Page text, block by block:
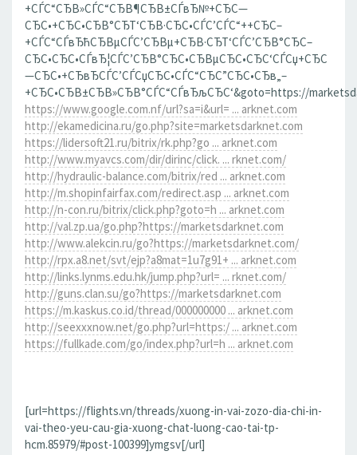
+СЃС“СЂВ»СЃС“СЂВ¶СЂВ±СЃвЂ№+СЂС—
СЂС•+СЂС•СЂВ°СЂТ‘СЂВ·СЂС•СЃС’СЃС“++СЂС–
+СЃС“СЃвЂћСЂВµСЃС’СЂВµ+СЂВ·СЂТ‘СЃС’СЂВ°СЂС–
СЂС•СЂС•СЃвЂ¦СЃС’СЂВ°СЂС•СЂВµСЂС•СЂС‘СЃСџ+СЂС
—СЂС•+СЂвЂСЃС’СЃСџСЂС•СЃС“СЂС”СЂС•СЂв„–
+СЂС•СЂВ±СЂВ»СЂВ°СЃС“СЃвЂљСЂС‘&goto=https://
https://www.google.com.nf/url?sa=i&url= ... arknet.com
http://ekamedicina.ru/go.php?site=marketsdarknet.com
https://lidersoft21.ru/bitrix/rk.php?go ... arknet.com
http://www.myavcs.com/dir/dirinc/click. ... rknet.com/
http://hydraulic-balance.com/bitrix/red ... arknet.com
http://m.shopinfairfax.com/redirect.asp ... arknet.com
http://n-con.ru/bitrix/click.php?goto=h ... arknet.com
http://val.zp.ua/go.php?https://marketsdarknet.com
http://www.alekcin.ru/go?https://marketsdarknet.com/
http://rpx.a8.net/svt/ejp?a8mat=1u7g91+ ... arknet.com
http://links.lynms.edu.hk/jump.php?url= ... rknet.com/
http://guns.clan.su/go?https://marketsdarknet.com
https://m.kaskus.co.id/thread/000000000 ... arknet.com
http://seexxxnow.net/go.php?url=https:/ ... arknet.com
https://fullkade.com/go/index.php?url=h ... arknet.com
[url=https://flights.vn/threads/xuong-in-vai-zozo-dia-chi-in-
vai-theo-yeu-cau-gia-xuong-chat-luong-cao-tai-tp-
hcm.85979/#post-100399]ymgsv[/url]